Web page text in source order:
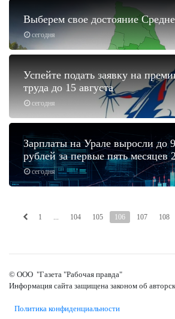
сегодня
Выберем свое достояние
сегодня
Успейте подать заявку на
труда до 15 августа
сегодня
Зарплаты на Урале выросли до
рублей за первые пять месяцев
1 ... 104 105 106 107 108
© ООО "Газета "Рабочая правда"
Информация сайта защищена законом об
Политика конфиденциальности